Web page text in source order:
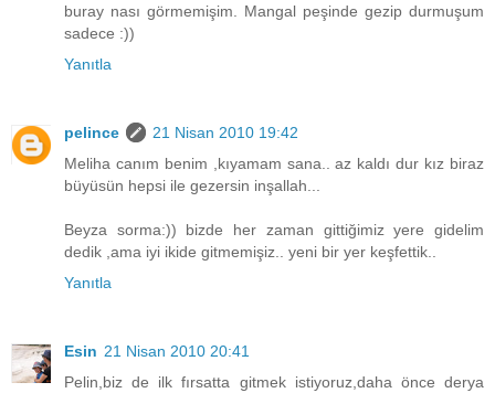
buray nası görmemişim. Mangal peşinde gezip durmuşum
sadece :))
Yanıtla
pelince
21 Nisan 2010 19:42
Meliha canım benim ,kıyamam sana.. az kaldı dur kız biraz
büyüsün hepsi ile gezersin inşallah...
Beyza sorma:)) bizde her zaman gittiğimiz yere gidelim
dedik ,ama iyi ikide gitmemişiz.. yeni bir yer keşfettik..
Yanıtla
Esin 21 Nisan 2010 20:41
Pelin,biz de ilk fırsatta gitmek istiyoruz,daha önce derya